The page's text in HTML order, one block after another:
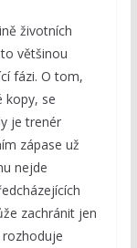
životních
většinou
fázi. O tom,
kopy, se
je trenér
zápase už
nejde
zachránit jen